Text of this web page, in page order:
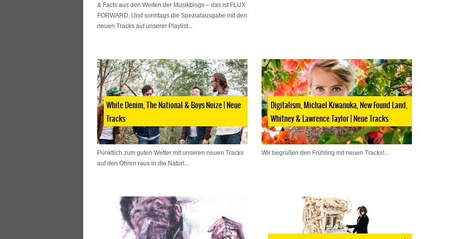
& Facts aus den Weiten der Musikblogs – das ist FLUX
FORWARD. Und sonntags die Spezialausgabe mit den
neuen Tracks auf unserer Playlist...
White Denim, The National & Boys Noize | Neue
Tracks
Pünktlich zum guten Wetter mit unseren neuen Tracks
auf den Ohren raus in die Natur!...
Digitalism, Michael Kiwanuka, New Found Land,
Whitney & Lawrence Taylor | Neue Tracks
Wir begrüßen den Frühling mit neuen Tracks!...